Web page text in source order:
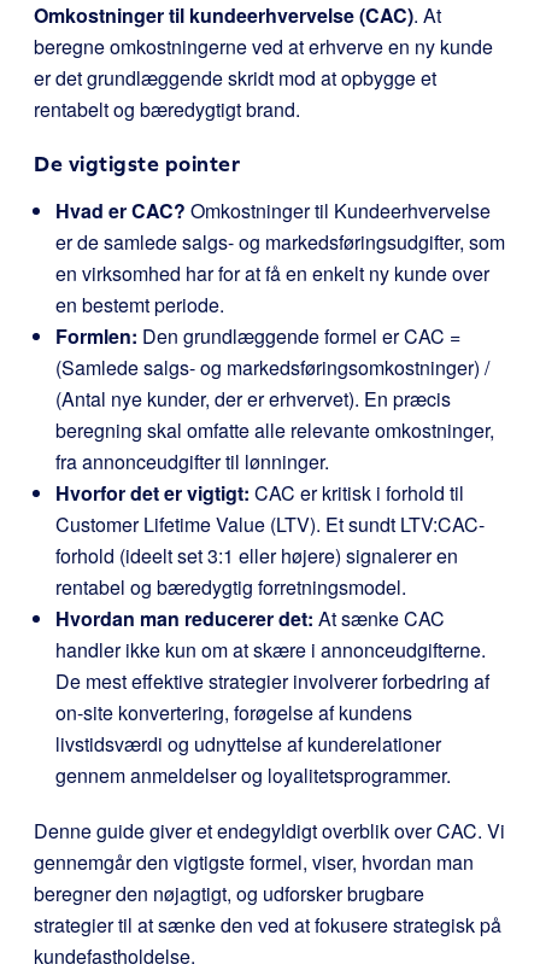
Omkostninger til kundeerhvervelse (CAC). At
beregne omkostningerne ved at erhverve en ny kunde
er det grundlæggende skridt mod at opbygge et
rentabelt og bæredygtigt brand.
De vigtigste pointer
Hvad er CAC? Omkostninger til Kundeerhvervelse
er de samlede salgs- og markedsføringsudgifter, som
en virksomhed har for at få en enkelt ny kunde over
en bestemt periode.
Formlen: Den grundlæggende formel erCAC =
(Samlede salgs- og markedsføringsomkostninger) /
(Antal nye kunder, der er erhvervet). En præcis
beregning skal omfatte alle relevante omkostninger,
fra annonceudgifter til lønninger.
Hvorfor det er vigtigt: CAC er kritisk i forhold til
Customer Lifetime Value (LTV). Et sundt LTV:CAC-
forhold (ideelt set 3:1 eller højere) signalerer en
rentabel og bæredygtig forretningsmodel.
Hvordan man reducerer det: At sænke CAC
handler ikke kun om at skære i annonceudgifterne.
De mest effektive strategier involverer forbedring af
on-site konvertering, forøgelse af kundens
livstidsværdi og udnyttelse af kunderelationer
gennem anmeldelser og loyalitetsprogrammer.
Denne guide giver et endegyldigt overblik over CAC. Vi
gennemgår den vigtigste formel, viser, hvordan man
beregner den nøjagtigt, og udforsker brugbare
strategier til at sænke den ved at fokusere strategisk på
kundefastholdelse.